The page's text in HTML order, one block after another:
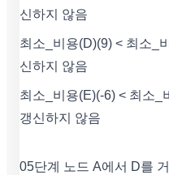
신하지 않음
최소_비용(D)(9) < 최소_
신하지 않음
최소_비용(E)(-6) < 최소_
갱신하지 않음
05단계 노드 A에서 D를